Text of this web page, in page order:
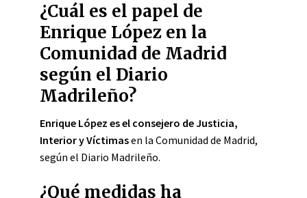
¿Cuál es el papel de
Enrique López en la
Comunidad de Madrid
según el Diario
Madrileño?
Enrique López es el consejero de Justicia,
Interior y Víctimasen la Comunidad de Madrid,
según el Diario Madrileño.
¿Qué medidas ha